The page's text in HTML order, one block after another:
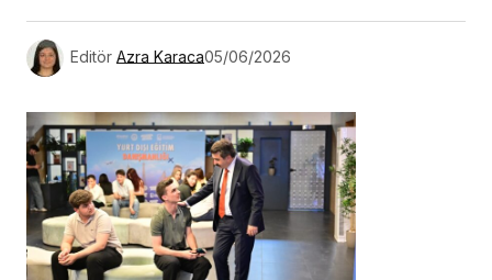
Editör Azra Karaca05/06/2026